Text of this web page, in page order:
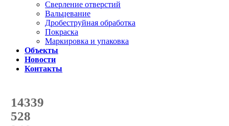
Сверление отверстий
Вальцевание
Дробеструйная обработка
Покраска
Маркировка и упаковка
Объекты
Новости
Контакты
14339
с начала года
528
с начала месяца